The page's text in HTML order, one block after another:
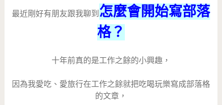
最近剛好有朋友跟我聊到 怎麼會開始寫部落
格？
十年前真的是工作之餘的小興趣，
因為我愛吃、愛旅行在工作之餘就把吃喝玩樂寫成部落格
的文章，